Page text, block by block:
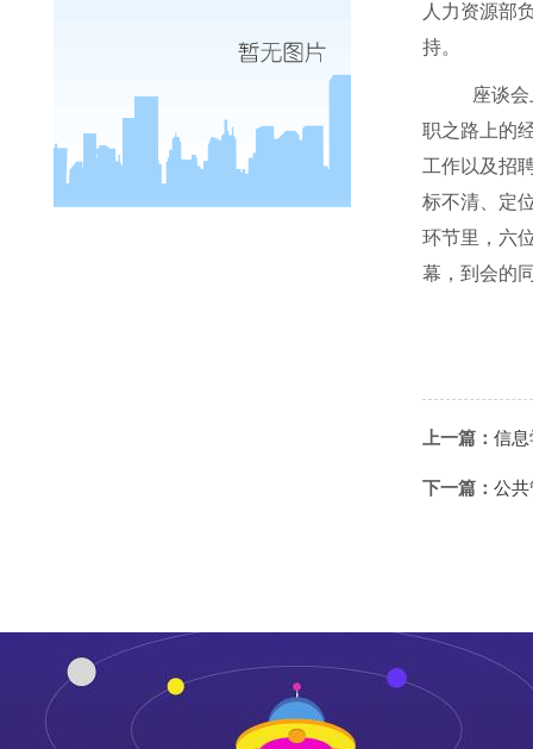
人力资源部
持。
座谈会
职之路上的
工作以及招
标不清、定
环节里，六
幕，到会的
上一篇： 信
下一篇： 公